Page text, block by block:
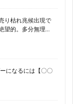
り枯れ兆候出現で
望的。多分無理…
になるには【〇〇